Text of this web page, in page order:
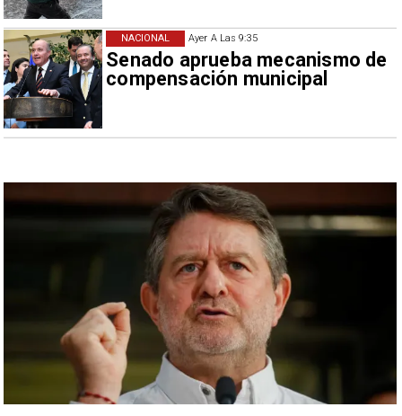
Ayer A Las 9:35
Senado aprueba mecanismo de
compensación municipal
NACIONAL